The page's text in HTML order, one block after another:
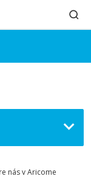
nás v Aricome